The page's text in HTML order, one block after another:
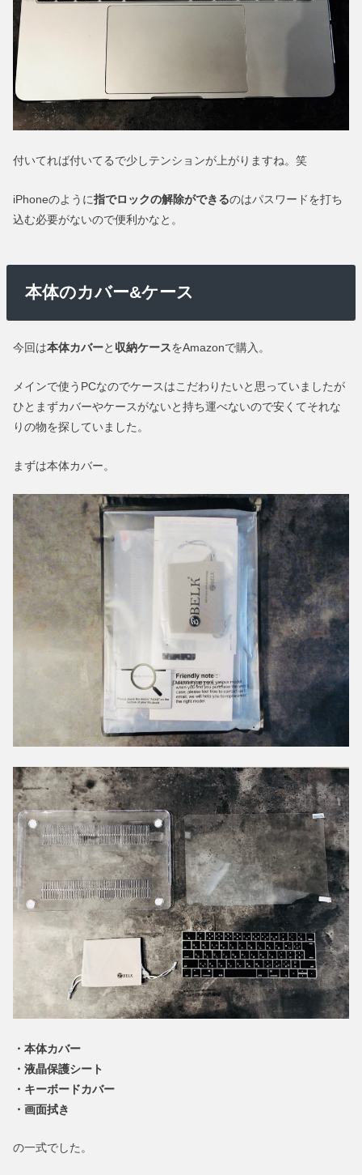
付いてれば付いてるで少しテンションが上がりますね。笑
iPhoneのように指でロックの解除ができるのはパスワードを打ち
込む必要がないので便利かなと。
本体のカバー&ケース
今回は本体カバーと 収納ケースをAmazonで購入。
メインで使うPCなのでケースはこだわりたいと思っていましたが
ひとまずカバーやケースがないと持ち運べないので安くてそれな
りの物を探していました。
まずは本体カバー。
・本体カバー
・液晶保護シート
・キーボードカバー
・画面拭き
の一式でした。